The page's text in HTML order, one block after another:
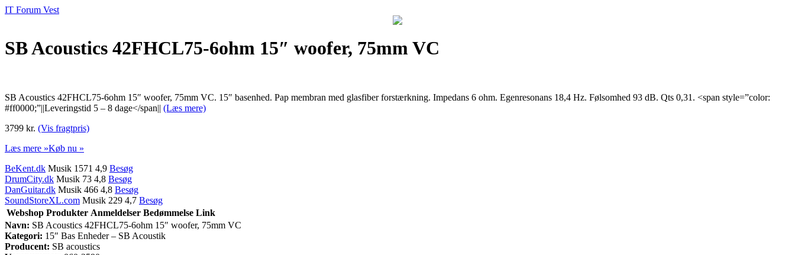
IT Forum Vest
SB Acoustics 42FHCL75-6ohm 15″ woofer, 75mm VC
SB Acoustics 42FHCL75-6ohm 15″ woofer, 75mm VC. 15″ basenhed. Pap membran med glasfiber forstærkning. Impedans 6 ohm. Egenresonans 18,4 Hz. Følsomhed 93 dB. Qts 0,31. <span style=”color:
#ff0000;”||Leveringstid 5 – 8 dage</span|| (Læs mere)
3799 kr. (Vis fragtpris)
Læs mere »Køb nu »
BeKent.dk Musik 1571 4,9 Besøg
DrumCity.dk Musik 73 4,8 Besøg
DanGuitar.dk Musik 466 4,8 Besøg
SoundStoreXL.com Musik 229 4,7 Besøg
Webshop Produkter Anmeldelser Bedømmelse Link
Navn: SB Acoustics 42FHCL75-6ohm 15″ woofer, 75mm VC
Kategori: 15″ Bas Enheder – SB Acoustik
Producent: SB acoustics